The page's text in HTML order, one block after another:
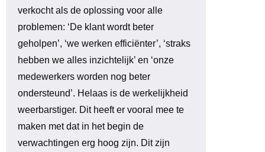
verkocht als de oplossing voor alle
problemen: ‘De klant wordt beter
geholpen’, ‘we werken efficiënter’, ‘straks
hebben we alles inzichtelijk’ en ‘onze
medewerkers worden nog beter
ondersteund’. Helaas is de werkelijkheid
weerbarstiger. Dit heeft er vooral mee te
maken met dat in het begin de
verwachtingen erg hoog zijn. Dit zijn